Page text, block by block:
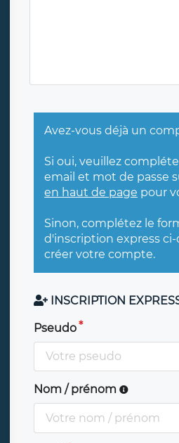
Avez-vous déjà un
Si oui, veuillez
email et mot de passe
en haut de page pour
Sinon, complétez le
d'inscription express
créer votre compte.
INSCRIPTION
Pseudo
Nom / prénom